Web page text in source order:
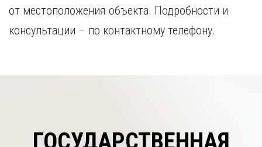
от местоположения объекта. Подробности и
консультации – по контактному телефону.
ГОСУДАРСТВЕННАЯ